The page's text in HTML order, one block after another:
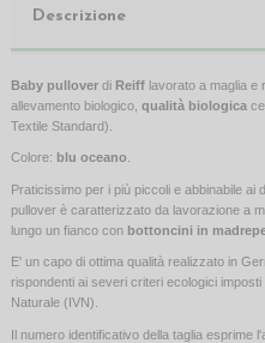
Descrizione
Baby pullover di Reiff lavorato a maglia e
allevamento biologico, qualità biologica
Textile Standard).
Colore: blu oceano
Praticissimo per i più piccoli e abbinabile
pullover è caratterizzato da lavorazione a
lungo un fianco con bottoncini in
E' un capo di ottima qualità realizzato in
rispondenti ai severi criteri ecologici
Naturale (IVN).
Il numero identificativo della taglia esprime